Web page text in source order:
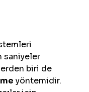
saniyeler
biri de
yöntemidir.